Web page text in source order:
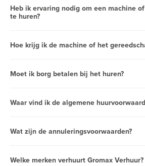
Heb ik ervaring nodig om een machine
te huren?
Hoe krijg ik de machine of het
Moet ik borg betalen bij het huren?
Waar vind ik de algemene
Wat zijn de annuleringsvoorwaarden?
Welke merken verhuurt Gromax Verhuur?